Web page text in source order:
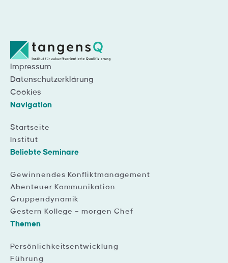
Impressum
Datenschutzerklärung
Cookies
Navigation
Startseite
Institut
Beliebte Seminare
Gewinnendes Konfliktmanagement
Abenteuer Kommunikation
Gruppendynamik
Gestern Kollege – morgen Chef
Themen
Persönlichkeitsentwicklung
Führung